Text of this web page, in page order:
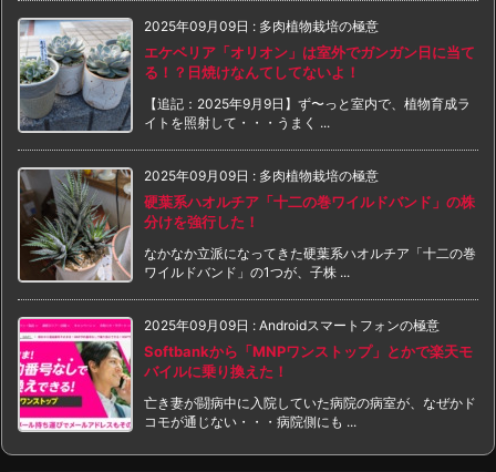
2025年09月09日 : 多肉植物栽培の極意
エケベリア「オリオン」は室外でガンガン日に当て
る！？日焼けなんてしてないよ！
【追記：2025年9月9日】ず〜っと室内で、植物育成ラ
イトを照射して・・・うまく ...
2025年09月09日 : 多肉植物栽培の極意
硬葉系ハオルチア「十二の巻ワイルドバンド」の株
分けを強行した！
なかなか立派になってきた硬葉系ハオルチア「十二の巻
ワイルドバンド」の1つが、子株 ...
2025年09月09日 : Androidスマートフォンの極意
Softbankから「MNPワンストップ」とかで楽天モ
バイルに乗り換えた！
亡き妻が闘病中に入院していた病院の病室が、なぜかド
コモが通じない・・・病院側にも ...